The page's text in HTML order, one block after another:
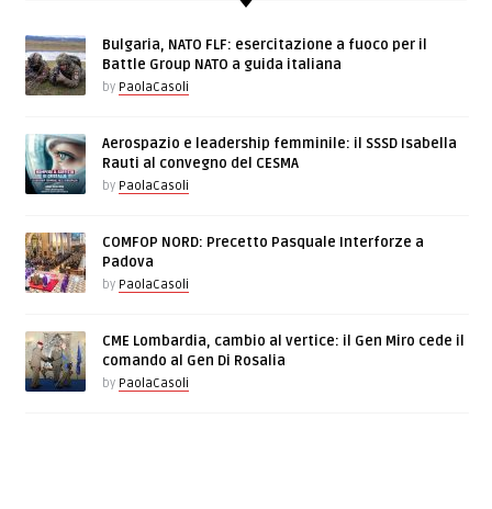
Bulgaria, NATO FLF: esercitazione a fuoco per il
Battle Group NATO a guida italiana
by PaolaCasoli
Aerospazio e leadership femminile: il SSSD Isabella
Rauti al convegno del CESMA
by PaolaCasoli
COMFOP NORD: Precetto Pasquale Interforze a
Padova
by PaolaCasoli
CME Lombardia, cambio al vertice: il Gen Miro cede il
comando al Gen Di Rosalia
by PaolaCasoli